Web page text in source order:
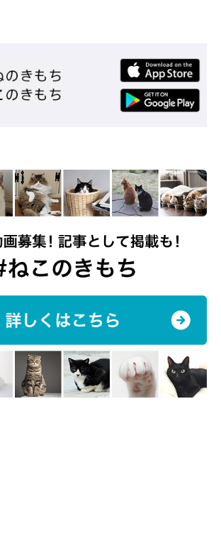
うで。本日お召し上がり頂いたメニューは全
ぐれも食べ過ぎませんように。…そうそう、
を♪
れた二郎は、腹をさすり鼻歌を歌いながら家
。
きもち」2017年5月号『“ごほうび”にも“助っ
好品はいかが？』
「まいにちのいぬ・ねこのきもち」で投稿